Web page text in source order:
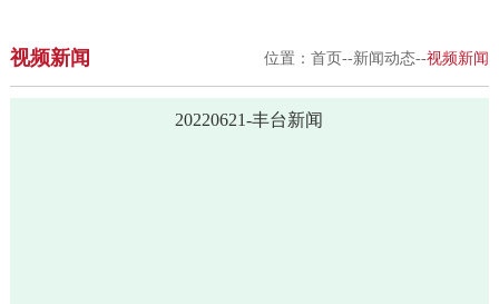
视频新闻 位置：首页--新闻动态--视频新闻
20220621-丰台新闻